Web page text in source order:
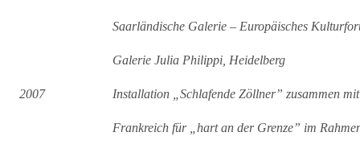
Saarländische Galerie – Europäisches
Galerie Julia Philippi, Heidelberg
2007 Installation „Schlafende Zöllner” zusammen
Frankreich für „hart an der Grenze” im